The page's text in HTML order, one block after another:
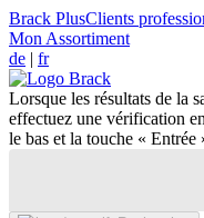
Brack PlusClients
Mon Assortiment
de | fr
Lorsque les résultats de la
effectuez une vérification
le bas et la touche « Entrée